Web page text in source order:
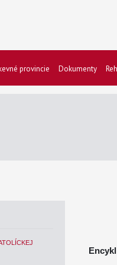
provincie Dokumenty